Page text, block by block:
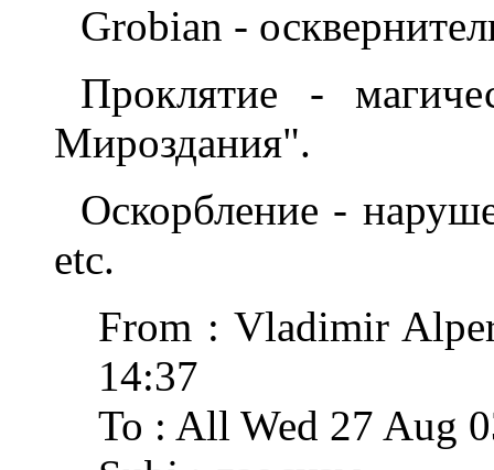
Grobian -
Проклятие -
Мироздания".
Оскорбление -
etc.
From : Vladimir
14:37
To : All Wed 27 Aug